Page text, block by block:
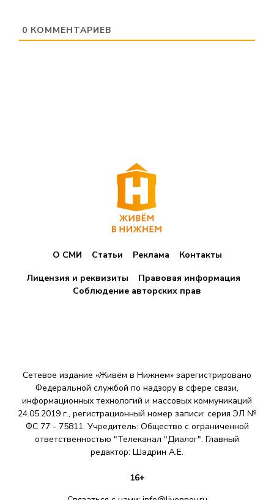
0 КОММЕНТАРИЕВ
О СМИ Статьи Реклама
Контакты
Лицензия и реквизиты
Правовая информация
Соблюдение авторских прав
Сетевое издание «Живём в Нижнем» зарегистрировано
Федеральной службой по надзору в сфере связи,
информационных технологий и массовых коммуникаций
24.05.2019 г., регистрационный номер записи: серия ЭЛ №
ФС 77 - 75811. Учредитель: Общество с ограниченной
ответственностью "Телеканал "Диалог". Главный
редактор: Шадрин A.E.
16+